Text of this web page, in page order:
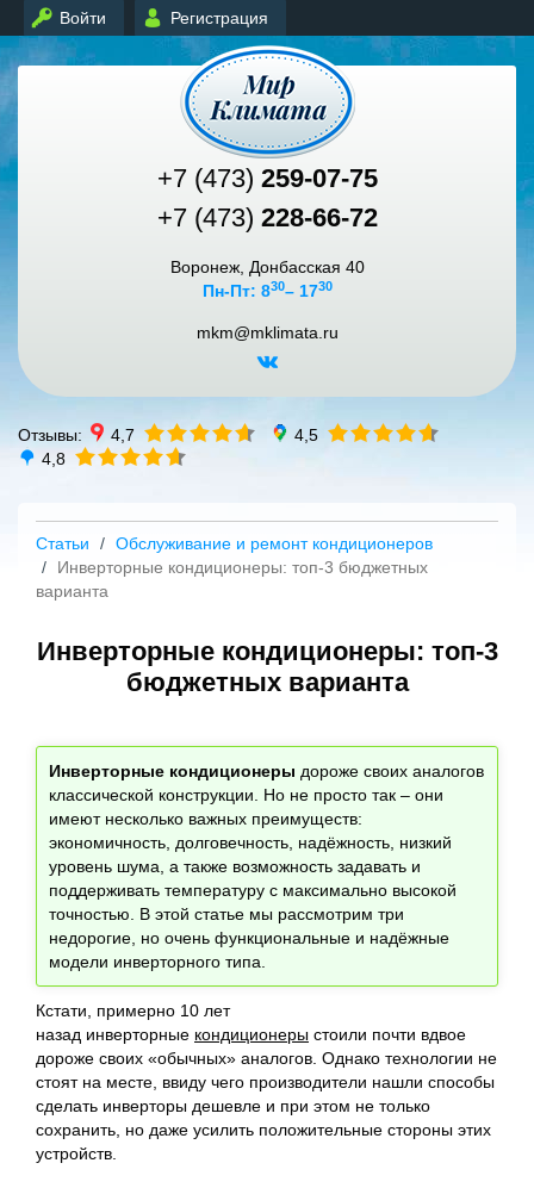
Войти Регистрация
+7 (473) 259-07-75
+7 (473) 228-66-72
Воронеж, Донбасская 40
Пн-Пт: 830– 1730
mkm@mklimata.ru
Отзывы: 4,7
4,5
4,8
Статьи
Обслуживание и ремонт кондиционеров
Инверторные кондиционеры: топ-3 бюджетных
варианта
Инверторные кондиционеры: топ-3
бюджетных варианта
Инверторные кондиционеры дороже своих аналогов
классической конструкции. Но не просто так – они
имеют несколько важных преимуществ:
экономичность, долговечность, надёжность, низкий
уровень шума, а также возможность задавать и
поддерживать температуру с максимально высокой
точностью. В этой статье мы рассмотрим три
недорогие, но очень функциональные и надёжные
модели инверторного типа.
Кстати, примерно 10 лет
назад инверторные кондиционеры стоили почти вдвое
дороже своих «обычных» аналогов. Однако технологии не
стоят на месте, ввиду чего производители нашли способы
сделать инверторы дешевле и при этом не только
сохранить, но даже усилить положительные стороны этих
устройств.